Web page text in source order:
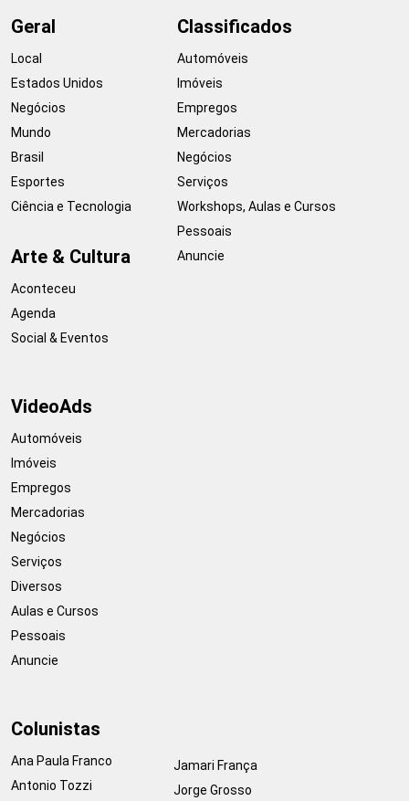
Geral
Local
Estados Unidos
Negócios
Mundo
Brasil
Esportes
Ciência e Tecnologia
Arte & Cultura
Aconteceu
Agenda
Social & Eventos
Classificados
Automóveis
Imóveis
Empregos
Mercadorias
Negócios
Serviços
Workshops, Aulas e Cursos
Pessoais
Anuncie
VideoAds
Automóveis
Imóveis
Empregos
Mercadorias
Negócios
Serviços
Diversos
Aulas e Cursos
Pessoais
Anuncie
Colunistas
Ana Paula Franco
Antonio Tozzi
Jamari França
Jorge Grosso